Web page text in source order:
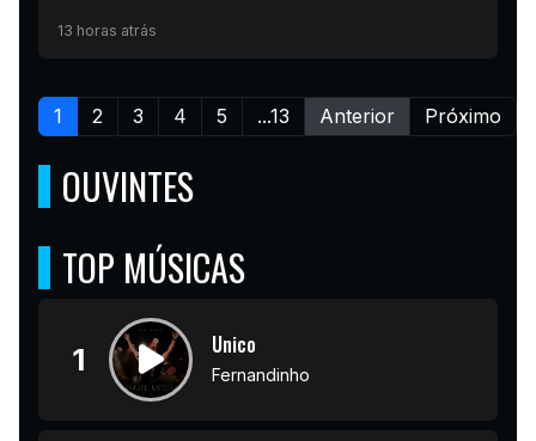
13 horas atrás
1 2 3 4 5 ...13 Anterior Próximo
OUVINTES
TOP MÚSICAS
1 Unico
Fernandinho